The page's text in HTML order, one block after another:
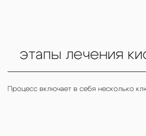
этапы лечения
Процесс включает в себя несколько